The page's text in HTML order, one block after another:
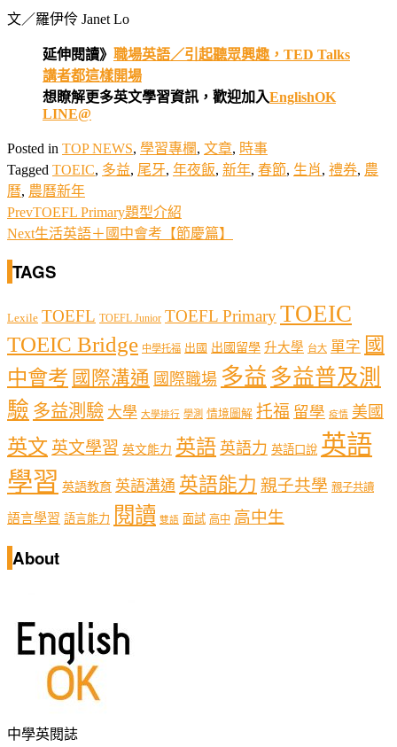
文／羅伊伶 Janet Lo
延伸閱讀》 職場英語／引起聽眾興趣，TED Talks
講者都這樣開場
想瞭解更多英文學習資訊，歡迎加入EnglishOK
LINE@
Posted in TOP NEWS, 學習專欄, 文章, 時事
Tagged TOEIC, 多益, 尾牙, 年夜飯, 新年, 春節, 生肖, 禮券, 農
曆, 農曆新年
PrevTOEFL Primary題型介紹
Next生活英語＋國中會考【節慶篇】
TAGS
Lexile TOEFL TOEFL Junior TOEFL PrimaryTOEIC
TOEIC Bridge 中學托福 出國 出國留學 升大學 台大 單字 國
中會考 國際溝通 國際職場 多益 多益普及測
驗 多益測驗 大學 大學排行 學測 情境圖解 托福 留學 疫情 美國
英文 英文學習 英文能力 英語 英語力 英語口說 英語
學習 英語教育 英語溝通 英語能力 親子共學 親子共讀
語言學習 語言能力 閱讀 雙語 面試 高中 高中生
About
中學英閱誌